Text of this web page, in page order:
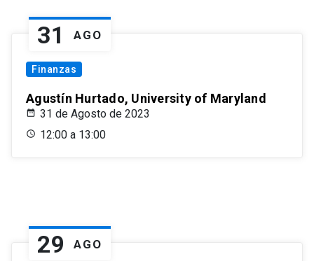
31 AGO
Finanzas
Agustín Hurtado, University of Maryland
31 de Agosto de 2023
12:00 a 13:00
29 AGO